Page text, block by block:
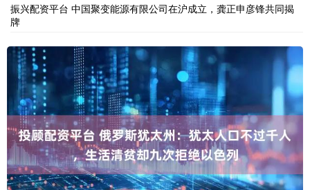
振兴配资平台 中国聚变能源有限公司在沪成立，龚正申彦锋共同揭
牌